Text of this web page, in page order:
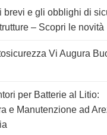
brevi e gli obblighi di
– Scopri le novità
Vi Augura
per Batterie al Litio:
e Manutenzione ad